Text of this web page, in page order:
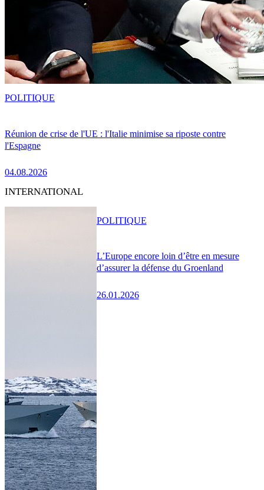
Réunion de crise de l'UE : l'Italie minimise sa riposte contre
l'Espagne
04.08.2026
POLITIQUE
INTERNATIONAL
L’Europe encore loin d’être en mesure
d’assurer la défense du Groenland
26.01.2026
POLITIQUE